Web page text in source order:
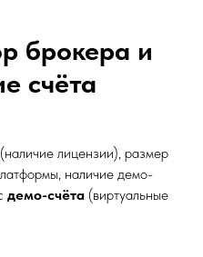
брокера и
счёта
лицензии), размер
наличие демо-
демо-счёта (виртуальные